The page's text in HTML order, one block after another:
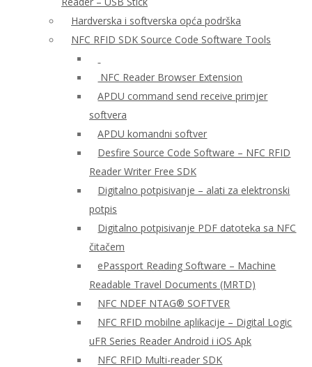
Hardverska i softverska opća podrška
NFC RFID SDK Source Code Software Tools
NFC Reader Browser Extension
APDU command send receive primjer
softvera
APDU komandni softver
Desfire Source Code Software – NFC RFID
Reader Writer Free SDK
Digitalno potpisivanje – alati za elektronski
potpis
Digitalno potpisivanje PDF datoteka sa NFC
čitačem
ePassport Reading Software – Machine
Readable Travel Documents (MRTD)
NFC NDEF NTAG® SOFTVER
NFC RFID mobilne aplikacije – Digital Logic
uFR Series Reader Android i iOS Apk
NFC RFID Multi-reader SDK